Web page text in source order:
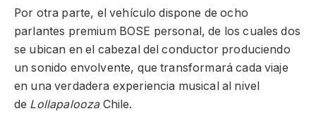
Por otra parte, el vehículo dispone de ocho
parlantes premium BOSE personal, de los cuales dos
se ubican en el cabezal del conductor produciendo
un sonido envolvente, que transformará cada viaje
en una verdadera experiencia musical al nivel
de LollapaloozaChile.